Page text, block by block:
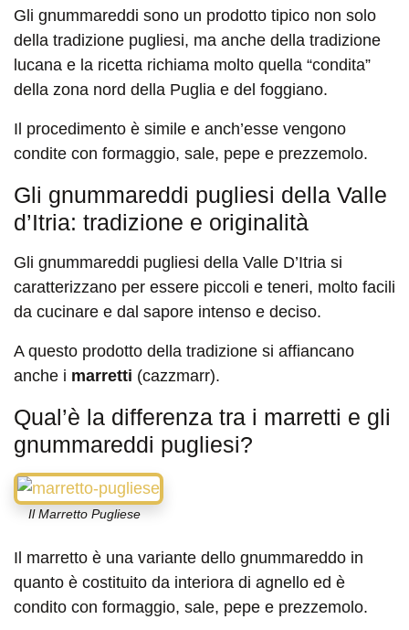
Gli gnummareddi sono un prodotto tipico non solo
della tradizione pugliesi, ma anche della tradizione
lucana e la ricetta richiama molto quella “condita”
della zona nord della Puglia e del foggiano.
Il procedimento è simile e anch’esse vengono
condite con formaggio, sale, pepe e prezzemolo.
Gli gnummareddi pugliesi della Valle
d’Itria: tradizione e originalità
Gli gnummareddi pugliesi della Valle D’Itria si
caratterizzano per essere piccoli e teneri, molto facili
da cucinare e dal sapore intenso e deciso.
A questo prodotto della tradizione si affiancano
anche i marretti (cazzmarr).
Qual’è la differenza tra i marretti e gli
gnummareddi pugliesi?
Il Marretto Pugliese
Il marretto è una variante dello gnummareddo in
quanto è costituito da interiora di agnello ed è
condito con formaggio, sale, pepe e prezzemolo.